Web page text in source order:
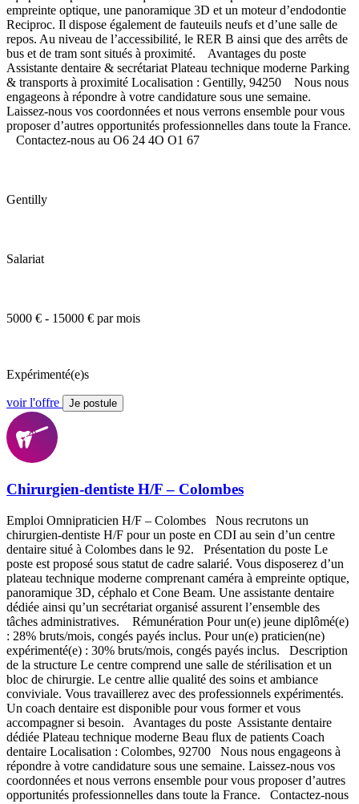
empreinte optique, une panoramique 3D et un moteur d’endodontie
Reciproc. Il dispose également de fauteuils neufs et d’une salle de
repos. Au niveau de l’accessibilité, le RER B ainsi que des arrêts de
bus et de tram sont situés à proximité. Avantages du poste
Assistante dentaire & secrétariat Plateau technique moderne Parking
& transports à proximité Localisation : Gentilly, 94250 Nous nous
engageons à répondre à votre candidature sous une semaine.
Laissez-nous vos coordonnées et nous verrons ensemble pour vous
proposer d’autres opportunités professionnelles dans toute la France.
Contactez-nous au O6 24 4O O1 67
Gentilly
Salariat
5000 € - 15000 € par mois
Expérimenté(e)s
voir l'offre Je postule
Chirurgien-dentiste H/F – Colombes
Emploi Omnipraticien H/F – Colombes Nous recrutons un
chirurgien-dentiste H/F pour un poste en CDI au sein d’un centre
dentaire situé à Colombes dans le 92. Présentation du poste Le
poste est proposé sous statut de cadre salarié. Vous disposerez d’un
plateau technique moderne comprenant caméra à empreinte optique,
panoramique 3D, céphalo et Cone Beam. Une assistante dentaire
dédiée ainsi qu’un secrétariat organisé assurent l’ensemble des
tâches administratives. Rémunération Pour un(e) jeune diplômé(e)
: 28% bruts/mois, congés payés inclus. Pour un(e) praticien(ne)
expérimenté(e) : 30% bruts/mois, congés payés inclus. Description
de la structure Le centre comprend une salle de stérilisation et un
bloc de chirurgie. Le centre allie qualité des soins et ambiance
conviviale. Vous travaillerez avec des professionnels expérimentés.
Un coach dentaire est disponible pour vous former et vous
accompagner si besoin. Avantages du poste Assistante dentaire
dédiée Plateau technique moderne Beau flux de patients Coach
dentaire Localisation : Colombes, 92700 Nous nous engageons à
répondre à votre candidature sous une semaine. Laissez-nous vos
coordonnées et nous verrons ensemble pour vous proposer d’autres
opportunités professionnelles dans toute la France. Contactez-nous